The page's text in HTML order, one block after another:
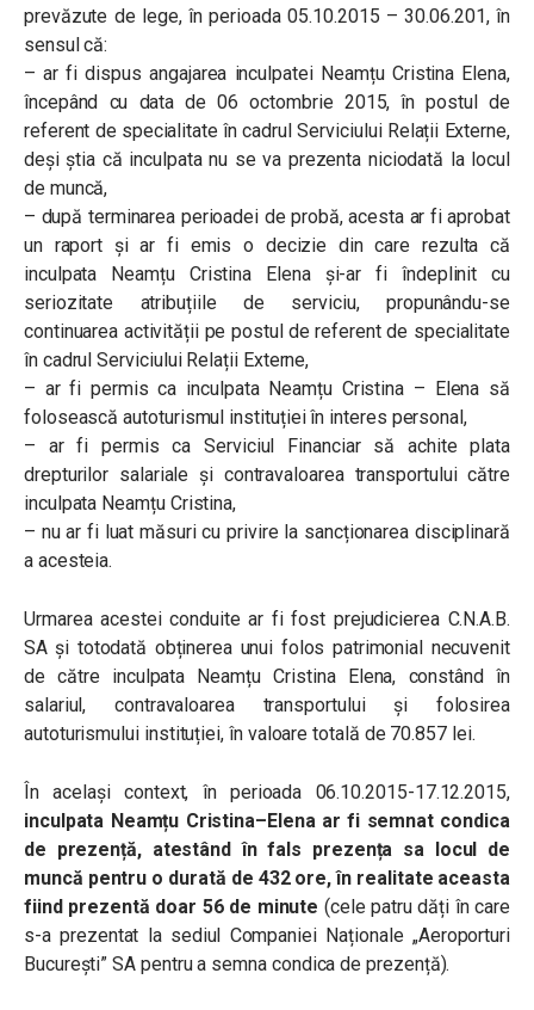
prevăzute de lege, în perioada 05.10.2015 – 30.06.201, în
sensul că:
– ar fi dispus angajarea inculpatei Neamțu Cristina Elena,
începând cu data de 06 octombrie 2015, în postul de
referent de specialitate în cadrul Serviciului Relații Externe,
deși știa că inculpata nu se va prezenta niciodată la locul
de muncă,
– după terminarea perioadei de probă, acesta ar fi aprobat
un raport și ar fi emis o decizie din care rezulta că
inculpata Neamțu Cristina Elena și-ar fi îndeplinit cu
seriozitate atribuțiile de serviciu, propunându-se
continuarea activității pe postul de referent de specialitate
în cadrul Serviciului Relații Externe,
– ar fi permis ca inculpata Neamțu Cristina – Elena să
folosească autoturismul instituției în interes personal,
– ar fi permis ca Serviciul Financiar să achite plata
drepturilor salariale și contravaloarea transportului către
inculpata Neamțu Cristina,
– nu ar fi luat măsuri cu privire la sancționarea disciplinară
a acesteia.
Urmarea acestei conduite ar fi fost prejudicierea C.N.A.B.
SA și totodată obținerea unui folos patrimonial necuvenit
de către inculpata Neamțu Cristina Elena, constând în
salariul, contravaloarea transportului și folosirea
autoturismului instituției, în valoare totală de 70.857 lei.
În același context, în perioada 06.10.2015-17.12.2015,
inculpata Neamțu Cristina–Elena ar fi semnat condica
de prezență, atestând în fals prezența sa locul de
muncă pentru o durată de 432 ore, în realitate aceasta
fiind prezentă doar 56 de minute (cele patru dăți în care
s-a prezentat la sediul Companiei Naționale „Aeroporturi
București” SA pentru a semna condica de prezență).